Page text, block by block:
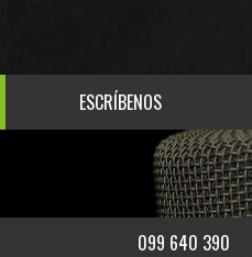
ESCRÍBENOS
099 640 390